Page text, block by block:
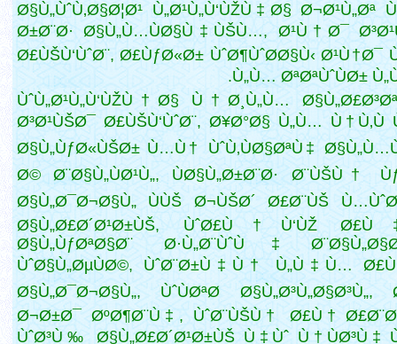
Ø§Ù„ÙˆÙ‚Ø§Ø¦Ø¹ Ù„Ø¹Ù„Ù‘ÙŽÙ‡Ø§ Ø¬Ø¹Ù„Øª
Ø±Ø¨Ø· Ø§Ù„Ù…ÙØ§Ù‡ÙŠÙ…, Ø¹Ù†Ø¯
Ø£ÙŠÙ‘ÙˆØ¨, Ø£ÙƒØ«Ø± ÙˆØ¶ÙˆØ­Ø§Ù‹ Ø¹Ù†Ø¯
Ù„Ù… ØªØªÙˆÙØ±
ÙˆÙ„Ø¹Ù„Ù‘ÙŽÙ†Ø§ Ù†Ø¸Ù„Ù…
Ø³Ø¹ÙŠØ¯ Ø£ÙŠÙ‘ÙˆØ¨, Ø¥Ø°Ø§ Ù„Ù… Ù†Ù‚Ù
Ø§Ù„ÙƒØ«ÙŠØ± Ù…Ù† ÙˆÙ‚ÙØ§ØªÙ‡
Ø© Ø¨Ø§Ù„ÙØ¹Ù„, ÙØ§Ù„Ø±Ø¨Ø· Ø¨ÙŠÙ†
Ø§Ù„Ø¯Ø¬Ø§Ù„ ÙÙŠ Ø¬ÙŠØ´ Ø£Ø¨ÙŠ
Ø§Ù„Ø£Ø´Ø¹Ø±ÙŠ, ÙˆØ£Ù†Ù‘ÙŽ
Ø§Ù„ÙƒØªØ§Ø¨ Ø·Ù„Ø¨ÙˆÙ‡
ÙˆØ§Ù„ØµÙØ©, ÙˆØ¨Ø±Ù‡Ù† Ù„Ù‡Ù…
Ø§Ù„Ø¯Ø¬Ø§Ù„, ÙˆÙØªØ­ Ø§Ù„Ø³Ù„Ø§Ø³Ù„,
Ø¬Ø±Ø¯ ØºØ¶Ø¨Ù‡, ÙˆØ¨ÙŠÙ† Ø£Ù†
ÙˆØ³Ù‰ Ø§Ù„Ø£Ø´Ø¹Ø±ÙŠ Ù‡Ùˆ Ù†ÙØ³Ù‡